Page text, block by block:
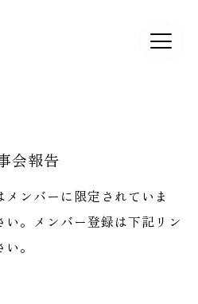
会報告
ンバーに限定されていま
。メンバー登録は下記リン
。